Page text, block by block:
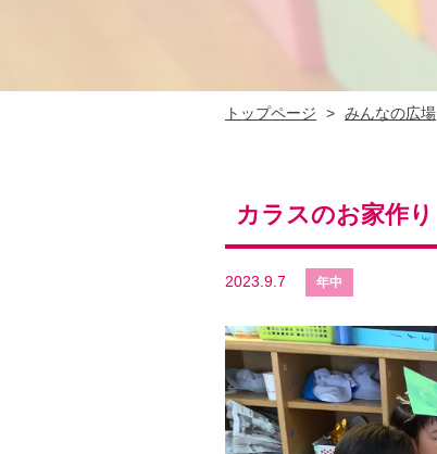
トップページ > みんなの広場
カラスのお家作り
2023.9.7